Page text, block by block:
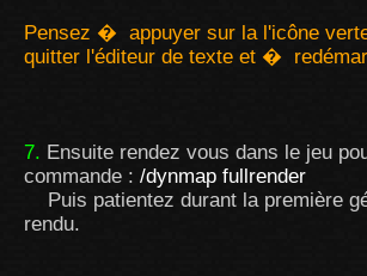
Pensez � appuyer sur la l'icône
quitter l'éditeur de texte et �
7. Ensuite rendez vous dans le jeu
commande : /dynmap fullrender
Puis patientez durant la première
rendu.